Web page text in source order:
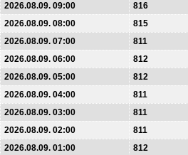
2026.08.09. 09:00
816
2026.08.09. 08:00
815
2026.08.09. 07:00
811
2026.08.09. 06:00
812
2026.08.09. 05:00
812
2026.08.09. 04:00
811
2026.08.09. 03:00
811
2026.08.09. 02:00
811
2026.08.09. 01:00
812